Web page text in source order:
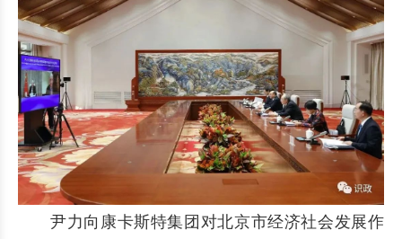
尹力向康卡斯特集团对北京市经济社会发展作